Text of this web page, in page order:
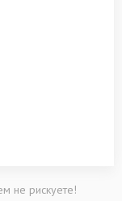
не рискуете!